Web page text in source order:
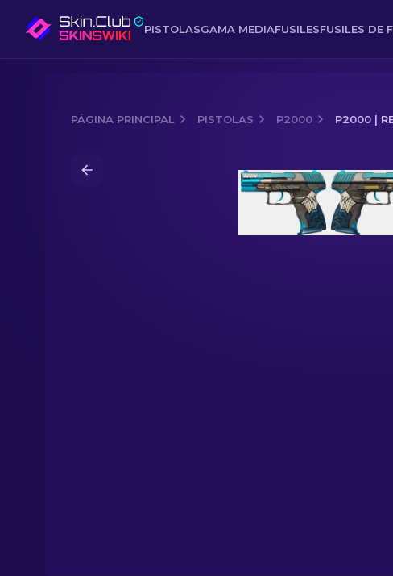
PISTOLASGAMA MEDIAFUSILESFUSILES DE
PÁGINA PRINCIPAL PISTOLAS P2000 P2000 |
P2000 | Revólver (Casi nuevo)